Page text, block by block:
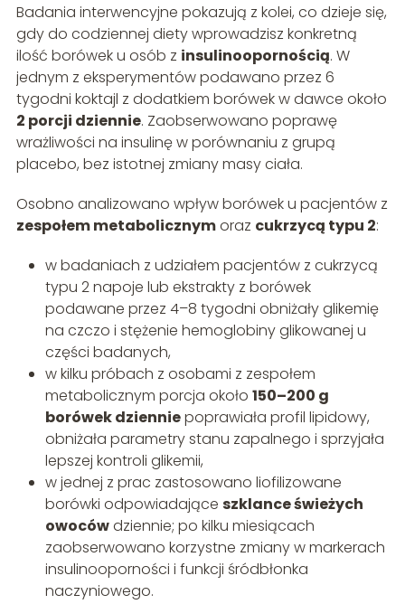
Badania interwencyjne pokazują z kolei, co dzieje się,
gdy do codziennej diety wprowadzisz konkretną
ilość borówek u osób z insulinoopornością. W
jednym z eksperymentów podawano przez 6
tygodni koktajl z dodatkiem borówek w dawce około
2 porcji dziennie. Zaobserwowano poprawę
wrażliwości na insulinę w porównaniu z grupą
placebo, bez istotnej zmiany masy ciała.
Osobno analizowano wpływ borówek u pacjentów z
zespołem metabolicznymoraz cukrzycą typu 2:
w badaniach z udziałem pacjentów z cukrzycą
typu 2 napoje lub ekstrakty z borówek
podawane przez 4–8 tygodni obniżały glikemię
na czczo i stężenie hemoglobiny glikowanej u
części badanych,
w kilku próbach z osobami z zespołem
metabolicznym porcja około 150–200 g
borówek dzienniepoprawiała profil lipidowy,
obniżała parametry stanu zapalnego i sprzyjała
lepszej kontroli glikemii,
w jednej z prac zastosowano liofilizowane
borówki odpowiadające szklance świeżych
owocówdziennie; po kilku miesiącach
zaobserwowano korzystne zmiany w markerach
insulinooporności i funkcji śródbłonka
naczyniowego.